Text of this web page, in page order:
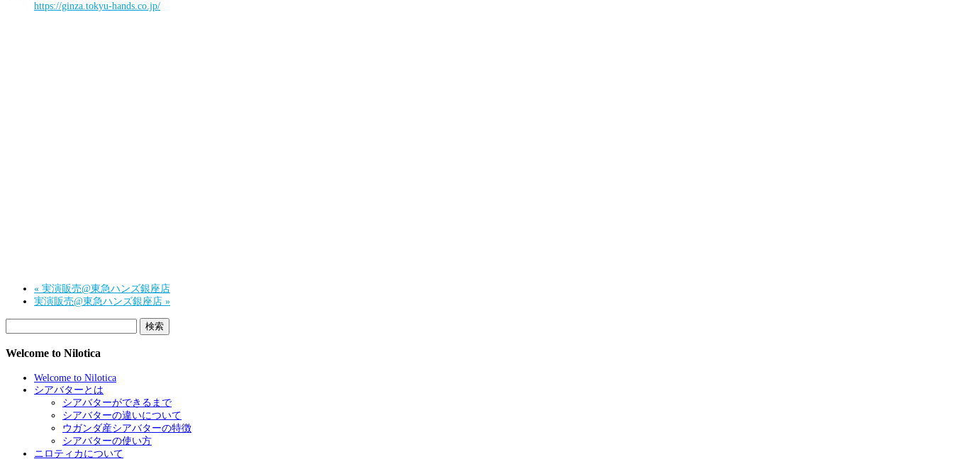
https://ginza.tokyu-hands.co.jp/
« 実演販売@東急ハンズ銀座店
実演販売@東急ハンズ銀座店 »
索:
Welcome to Nilotica
Welcome to Nilotica
シアバターとは
シアバターができるまで
シアバターの違いについて
ウガンダ産シアバターの特徴
シアバターの使い方
ニロティカについて